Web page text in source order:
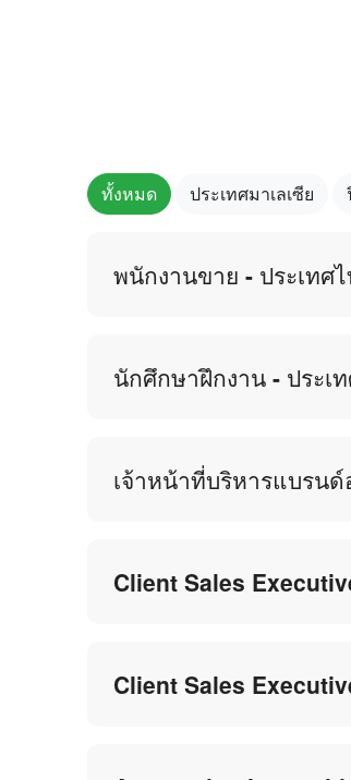
ทั้งหมด ประเทศมาเลเซีย
พนักงานขาย - ประเทศ
นักศึกษาฝึกงาน - ประเ
เจ้าหน้าที่บริหารแบรน
Client Sales
Client Sales